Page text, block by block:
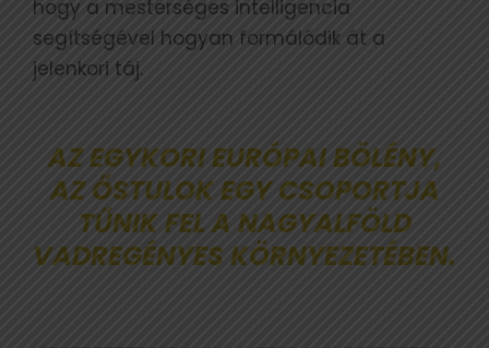
hogy a mesterséges intelligencia
segítségével hogyan formálódik át a
jelenkori táj.
AZ EGYKORI EURÓPAI BÖLÉNY,
AZ ŐSTULOK EGY CSOPORTJA
TŰNIK FEL A NAGYALFÖLD
VADREGÉNYES KÖRNYEZETÉBEN.